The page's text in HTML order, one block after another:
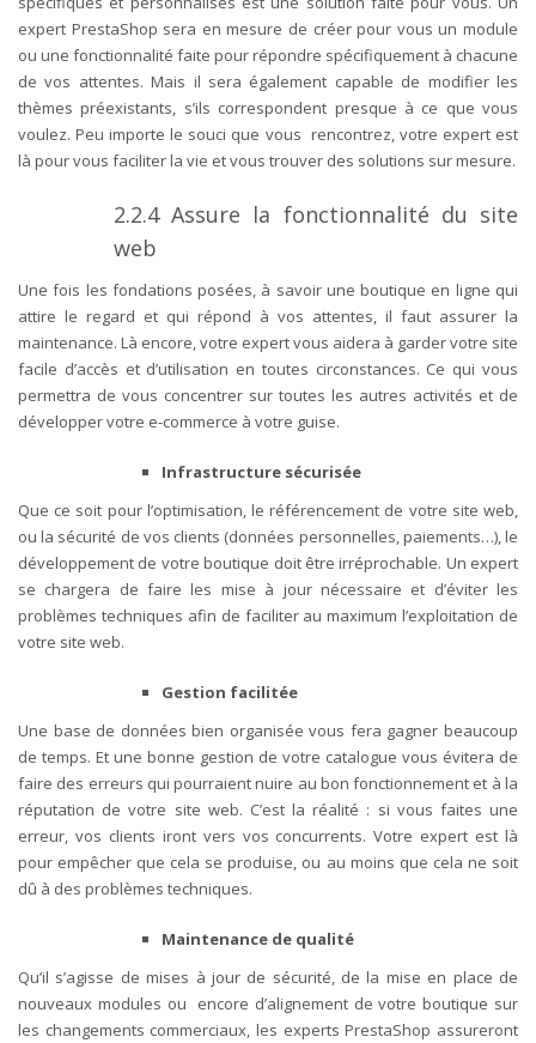
expert PrestaShop sera en mesure de créer pour vous un module
ou une fonctionnalité faite pour répondre spécifiquement à chacune
de vos attentes. Mais il sera également capable de modifier les
thèmes préexistants, s’ils correspondent presque à ce que vous
voulez. Peu importe le souci que vous rencontrez, votre expert est
là pour vous faciliter la vie et vous trouver des solutions sur mesure.
2.2.4Assure la fonctionnalité du site
web
Une fois les fondations posées, à savoir une boutique en ligne qui
attire le regard et qui répond à vos attentes, il faut assurer la
maintenance. Là encore, votre expert vous aidera à garder votre site
facile d’accès et d’utilisation en toutes circonstances. Ce qui vous
permettra de vous concentrer sur toutes les autres activités et de
développer votre e-commerce à votre guise.
Infrastructure sécurisée
Que ce soit pour l’optimisation, le référencement de votre site web,
ou la sécurité de vos clients (données personnelles, paiements…), le
développement de votre boutique doit être irréprochable. Un expert
se chargera de faire les mise à jour nécessaire et d’éviter les
problèmes techniques afin de faciliter au maximum l’exploitation de
votre site web.
Gestion facilitée
Une base de données bien organisée vous fera gagner beaucoup
de temps. Et une bonne gestion de votre catalogue vous évitera de
faire des erreurs qui pourraient nuire au bon fonctionnement et à la
réputation de votre site web. C’est la réalité : si vous faites une
erreur, vos clients iront vers vos concurrents. Votre expert est là
pour empêcher que cela se produise, ou au moins que cela ne soit
dû à des problèmes techniques.
Maintenance de qualité
Qu’il s’agisse de mises à jour de sécurité, de la mise en place de
nouveaux modules ou encore d’alignement de votre boutique sur
les changements commerciaux, les experts PrestaShop assureront